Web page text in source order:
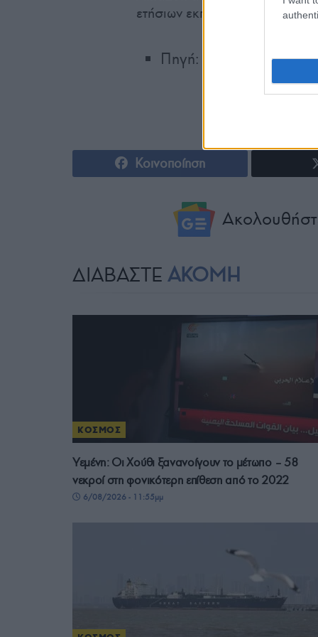
ετήσιων εκπομπών της
Πηγή: ΑΠΕ-ΜΠΕ / ΓΑ.
Κοινοποίηση
ΔΙΑΒΑΣΤΕ ΑΚΟΜΗ
ΚΟΣΜΟΣ
Υεμένη: Οι Χούθι ξανανοίγουν το μέτωπο – 58
νεκροί στη φονικότερη επίθεση από το 2022
6/08/2026 - 11:55μμ